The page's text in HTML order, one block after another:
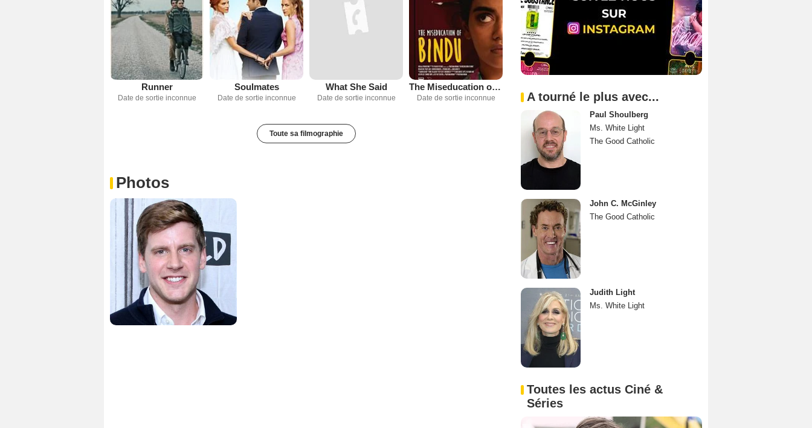
Runner
Date de sortie inconnue
Soulmates
Date de sortie inconnue
What She Said
Date de sortie inconnue
The Miseducation of Bindu
Date de sortie inconnue
Toute sa filmographie
Photos
A tourné le plus avec...
Paul Shoulberg
Ms. White Light
The Good Catholic
John C. McGinley
The Good Catholic
Judith Light
Ms. White Light
Toutes les actus Ciné &
Séries